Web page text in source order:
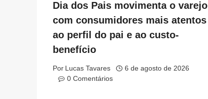
Dia dos Pais movimenta o varejo
com consumidores mais atentos
ao perfil do pai e ao custo-
benefício
Por Lucas Tavares
6 de agosto de 2026
0 Comentários